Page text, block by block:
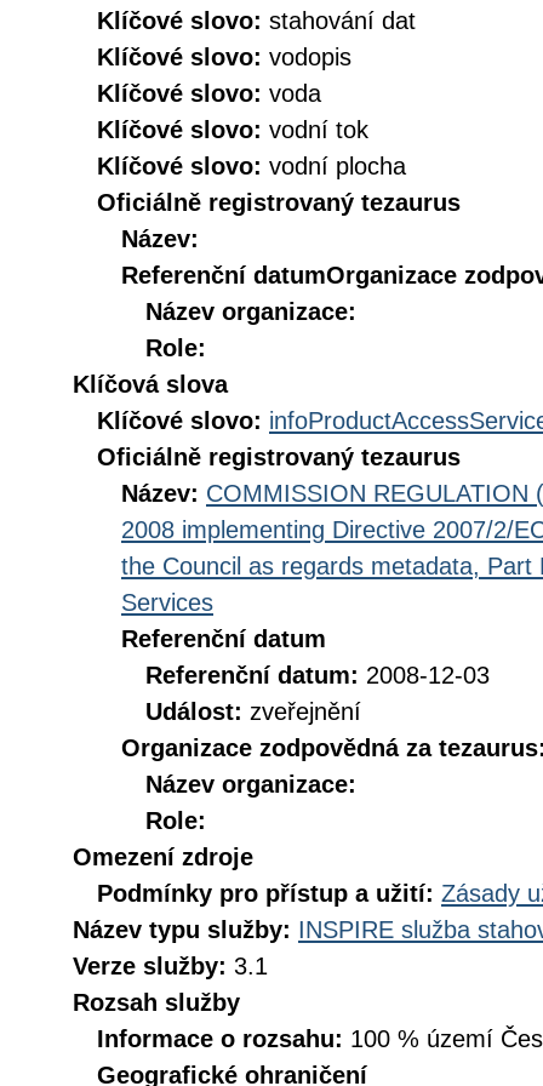
Klíčové slovo: stahování dat
Klíčové slovo: vodopis
Klíčové slovo: voda
Klíčové slovo: vodní tok
Klíčové slovo: vodní plocha
Oficiálně registrovaný tezaurus
Název:
Referenční datumOrganizace
Název organizace:
Role:
Klíčová slova
Klíčové slovo:
Oficiálně registrovaný tezaurus
Název: COMMISSION REGULATION
2008 implementing Directive 2007/2/
the Council as regards metadata,
Services
Referenční datum
Referenční datum: 2008-12-03
Událost: zveřejnění
Organizace zodpovědná za
Název organizace:
Role:
Omezení zdroje
Podmínky pro přístup a užití: Zásady
Název typu služby: INSPIRE služba
Verze služby: 3.1
Rozsah služby
Informace o rozsahu: 100 % území
Geografické ohraničení